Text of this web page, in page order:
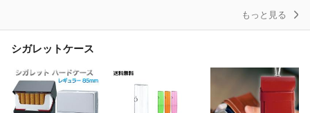
もっと見る
シガレットケース